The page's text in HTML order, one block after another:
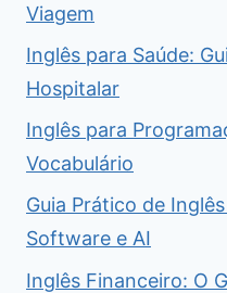
Viagem
Inglês para Saúde:
Hospitalar
Inglês para
Vocabulário
Guia Prático de
Software e AI
Inglês Financeiro: O